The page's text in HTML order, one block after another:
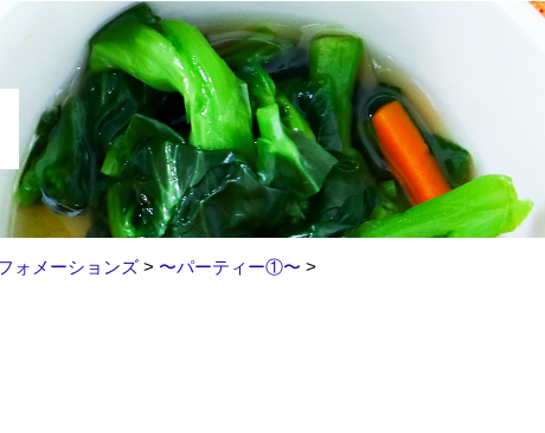
ォメーションズ > 〜パーティー①〜 >